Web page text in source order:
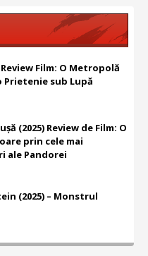
Film: O Metropolă
Prietenie sub Lupă
(2025) Review de Film: O
prin cele mai
ale Pandorei
(2025) – Monstrul